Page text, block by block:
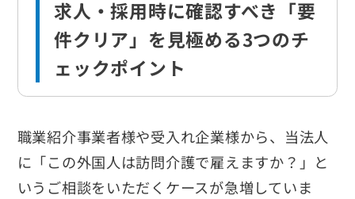
求人・採用時に確認すべき「要
件クリア」を見極める3つのチ
ェックポイント
職業紹介事業者様や受入れ企業様から、当法人
に「この外国人は訪問介護で雇えますか？」と
いうご相談をいただくケースが急増していま